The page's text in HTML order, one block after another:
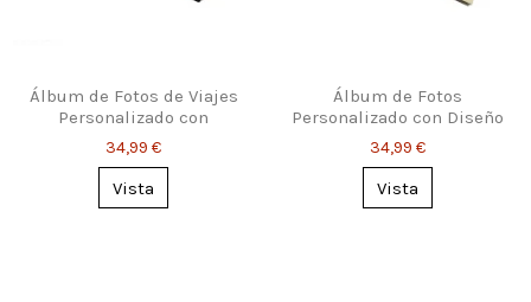
Álbum de Fotos de Viajes
Personalizado con
Portada Única
34,99 €
Vista
Álbum de Fotos
Personalizado con Diseño
de Corazones
34,99 €
Vista